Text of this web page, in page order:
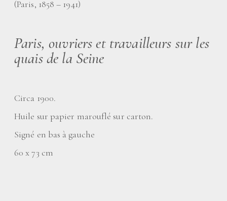
(Paris, 1858 – 1941)
Paris, ouvriers et travailleurs sur les
quais de la Seine
Circa 1900.
Huile sur papier marouflé sur carton.
Signé en bas à gauche
60 x 73 cm